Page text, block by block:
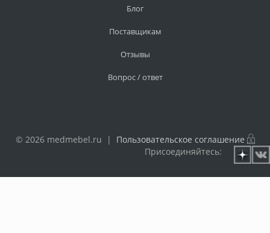
Блог
Поставщикам
Отзывы
Вопрос / ответ
© 2026 medmebel.ru | Пользовательское соглашение
Присоединяйтесь: